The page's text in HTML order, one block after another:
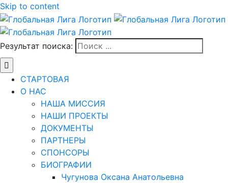
Skip to content
Результат поиска:
СТАРТОВАЯ
О НАС
НАША МИССИЯ
НАШИ ПРОЕКТЫ
ДОКУМЕНТЫ
ПАРТНЕРЫ
СПОНСОРЫ
БИОГРАФИИ
Чугунова Оксана Анатольевна